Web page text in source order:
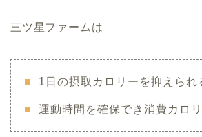
三ツ星ファームは
1日の摂取カロリーを抑えられ
運動時間を確保でき消費カロ